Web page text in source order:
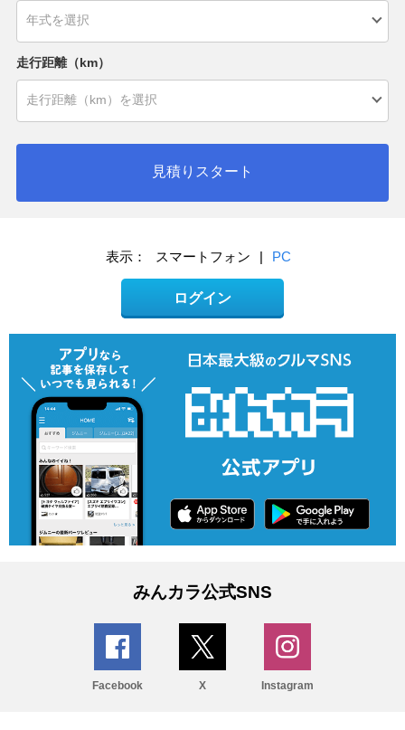
走行距離（km）
見積りスタート
表示： スマートフォン | PC
ログイン
みんカラ公式SNS
Facebook X Instagram